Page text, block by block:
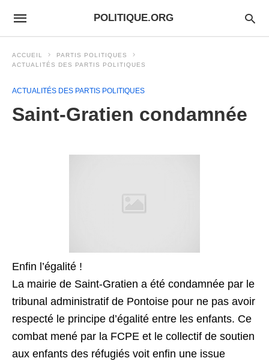
POLITIQUE.ORG
ACCUEIL
PARTIS POLITIQUES
ACTUALITÉS DES PARTIS POLITIQUES
ACTUALITÉS DES PARTIS POLITIQUES
Saint-Gratien condamnée
Enfin l’égalité !
La mairie de Saint-Gratien a été condamnée par le
tribunal administratif de Pontoise pour ne pas avoir
respecté le principe d’égalité entre les enfants. Ce
combat mené par la FCPE et le collectif de soutien
aux enfants des réfugiés voit enfin une issue